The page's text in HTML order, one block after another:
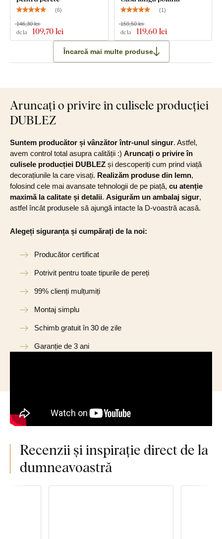
(6)
de la 109,70 lei
146,30 lei
(1)
de la 119,60 lei
159,50 lei
Încarcă mai multe produse
Aruncați o privire în culisele producției
DUBLEZ
Suntem producător și vânzător într-unul singur. Astfel,
avem control total asupra calității :) Aruncați o privire în
culisele producției DUBLEZ și descoperiți cum prind viață
decorațiunile la care visați. Realizăm produse din lemn,
folosind cele mai avansate tehnologii de pe piață, cu atenție
maximă la calitate și detalii. Asigurăm un ambalaj sigur,
astfel încât produsele să ajungă intacte la D-voastră acasă.
Alegeți siguranța și cumpărați de la noi:
Producător certificat
Potrivit pentru toate tipurile de pereți
99% clienți mulțumiți
Montaj simplu
Schimb gratuit în 30 de zile
Garanție de 3 ani
Recenzii și inspirație direct de la
dumneavoastră